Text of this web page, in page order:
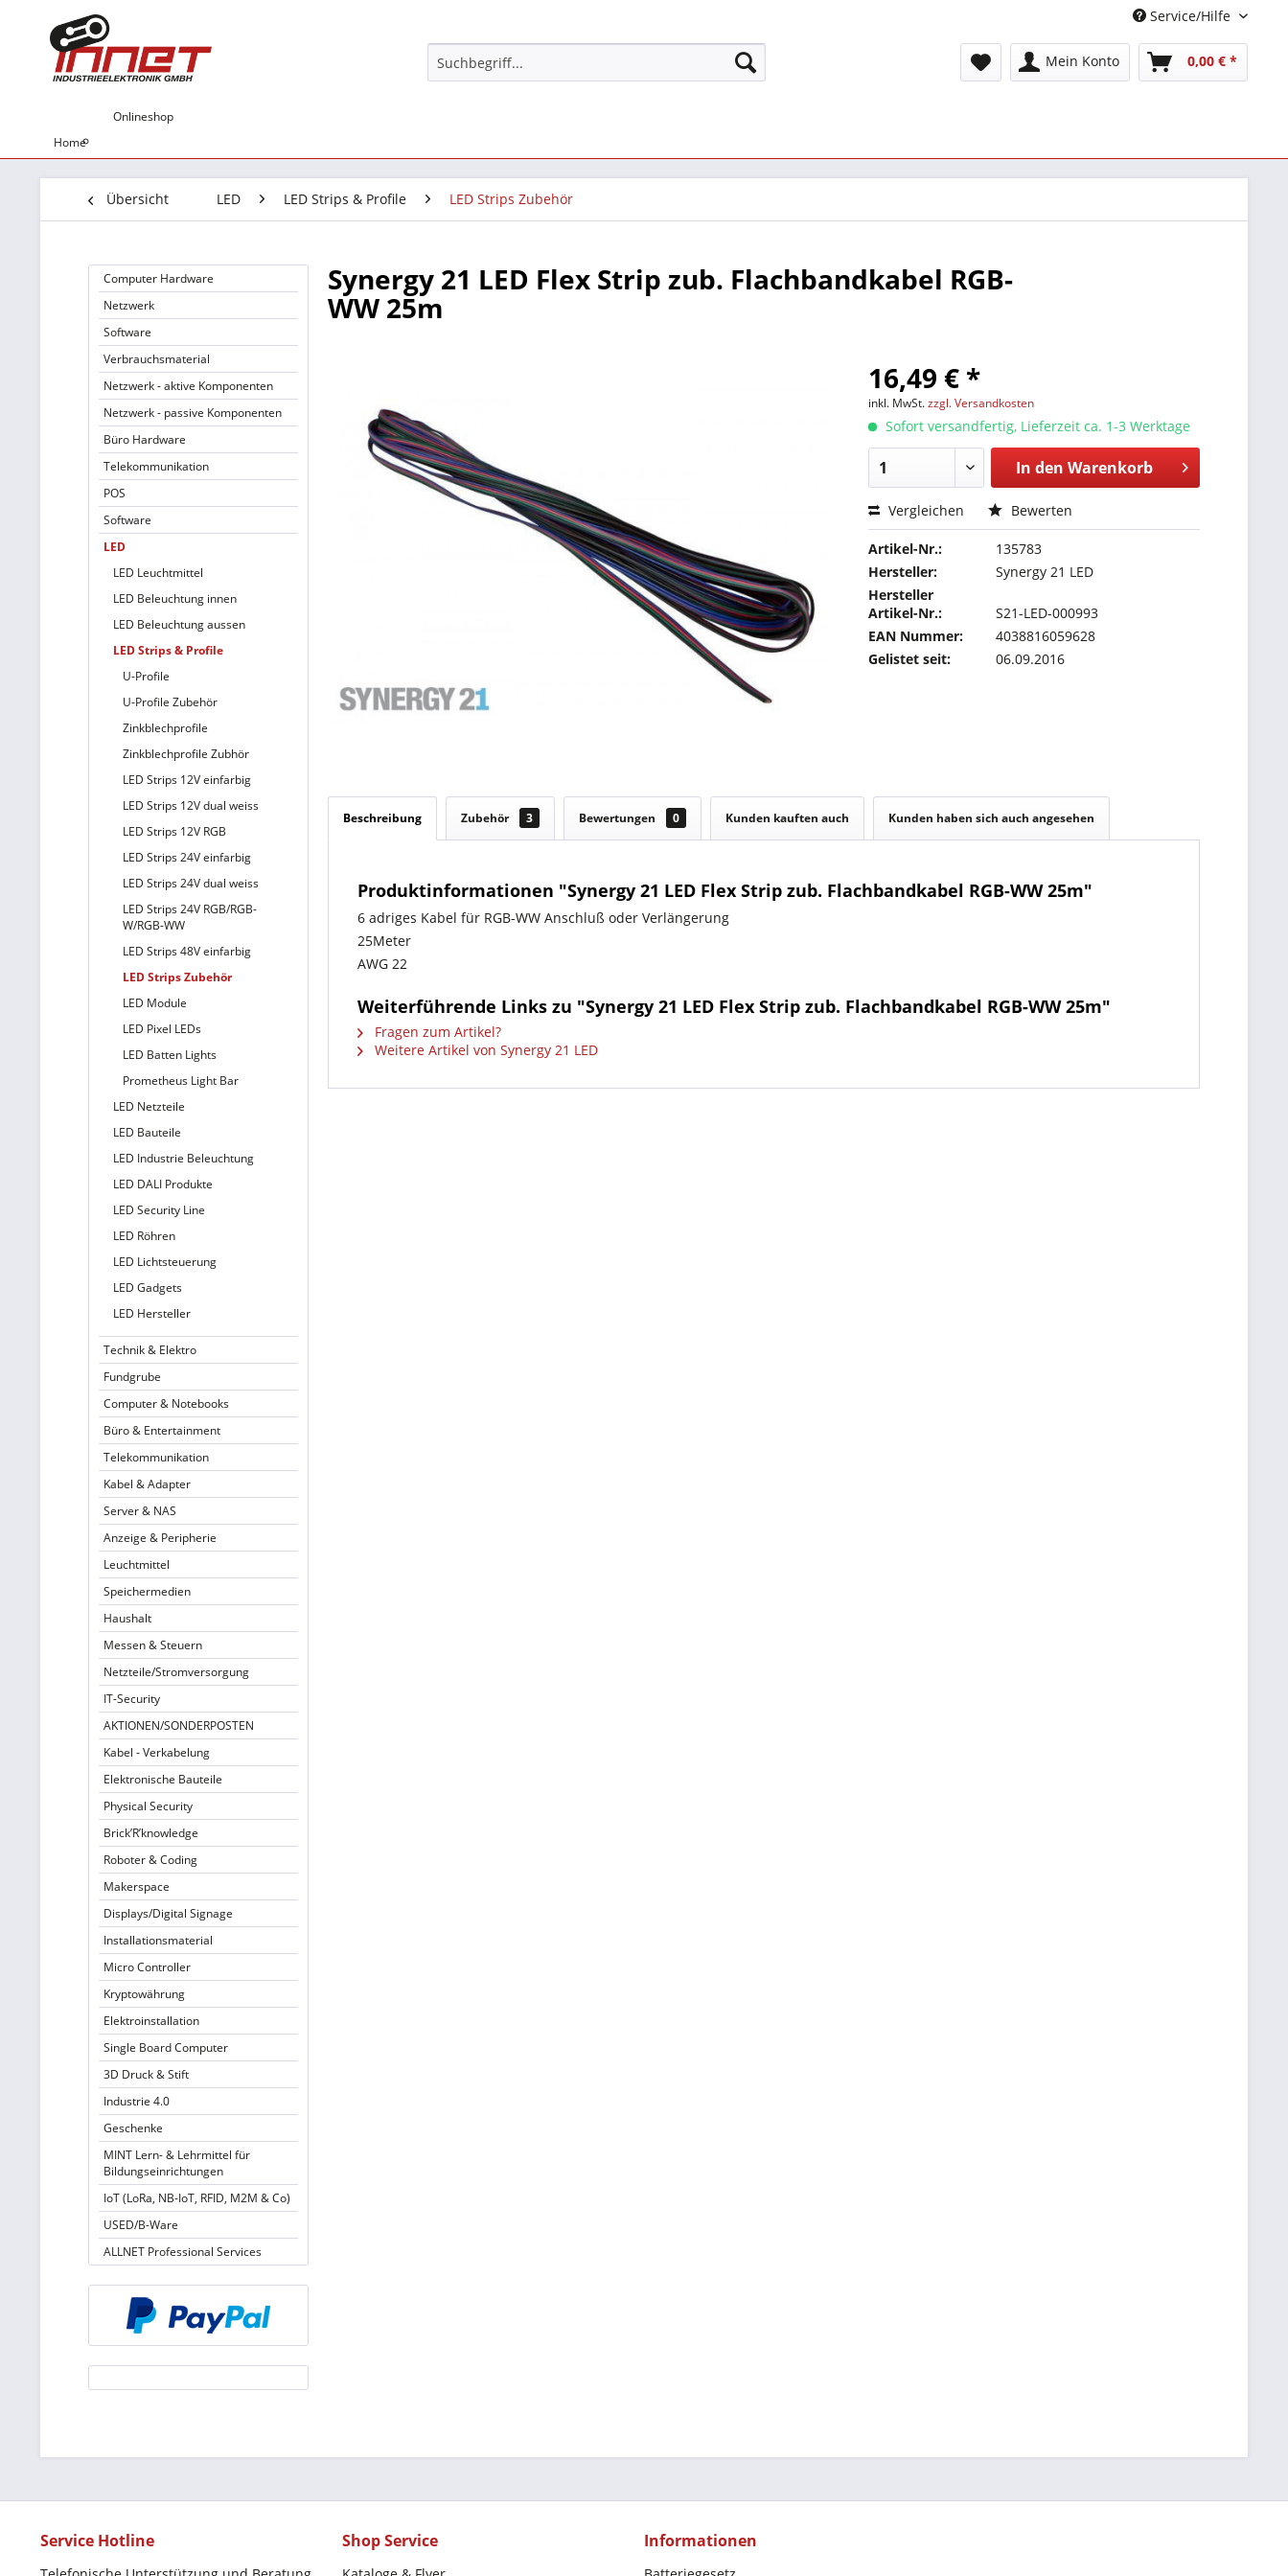
Service/Hilfe
Mein Konto 0,00 € *
Home
Onlineshop
Übersicht LED LED Strips & Profile LED Strips Zubehör
Computer Hardware
Netzwerk
Software
Verbrauchsmaterial
Netzwerk - aktive Komponenten
Netzwerk - passive Komponenten
Büro Hardware
Telekommunikation
POS
Software
LED
LED Leuchtmittel
LED Beleuchtung innen
LED Beleuchtung aussen
LED Strips & Profile
U-Profile
U-Profile Zubehör
Zinkblechprofile
Zinkblechprofile Zubhör
LED Strips 12V einfarbig
LED Strips 12V dual weiss
LED Strips 12V RGB
LED Strips 24V einfarbig
LED Strips 24V dual weiss
LED Strips 24V RGB/RGB-
W/RGB-WW
LED Strips 48V einfarbig
LED Strips Zubehör
LED Module
LED Pixel LEDs
LED Batten Lights
Prometheus Light Bar
LED Netzteile
LED Bauteile
LED Industrie Beleuchtung
LED DALI Produkte
LED Security Line
LED Röhren
LED Lichtsteuerung
LED Gadgets
LED Hersteller
Technik & Elektro
Fundgrube
Computer & Notebooks
Büro & Entertainment
Telekommunikation
Kabel & Adapter
Server & NAS
Anzeige & Peripherie
Leuchtmittel
Speichermedien
Haushalt
Messen & Steuern
Netzteile/Stromversorgung
IT-Security
AKTIONEN/SONDERPOSTEN
Kabel - Verkabelung
Elektronische Bauteile
Physical Security
Brick’R’knowledge
Roboter & Coding
Makerspace
Displays/Digital Signage
Installationsmaterial
Micro Controller
Kryptowährung
Elektroinstallation
Single Board Computer
3D Druck & Stift
Industrie 4.0
Geschenke
MINT Lern- & Lehrmittel für
Bildungseinrichtungen
IoT (LoRa, NB-IoT, RFID, M2M & Co)
USED/B-Ware
ALLNET Professional Services
Synergy 21 LED Flex Strip zub. Flachbandkabel RGB-
WW 25m
16,49 € *
inkl. MwSt.zzgl. Versandkosten
Sofort versandfertig, Lieferzeit ca. 1-3 Werktage
In den Warenkorb
Vergleichen Bewerten
Artikel-Nr.:
135783
Hersteller:
Synergy 21 LED
Hersteller
Artikel-Nr.:
S21-LED-000993
EAN Nummer:
4038816059628
Gelistet seit:
06.09.2016
Beschreibung Zubehör 3 Bewertungen 0 Kunden kauften auch Kunden haben sich auch angesehen
Produktinformationen "Synergy 21 LED Flex Strip zub. Flachbandkabel RGB-WW 25m"
6 adriges Kabel für RGB-WW Anschluß oder Verlängerung
25Meter
AWG 22
Weiterführende Links zu "Synergy 21 LED Flex Strip zub. Flachbandkabel RGB-WW 25m"
Fragen zum Artikel?
Weitere Artikel von Synergy 21 LED
Service Hotline Shop Service Informationen